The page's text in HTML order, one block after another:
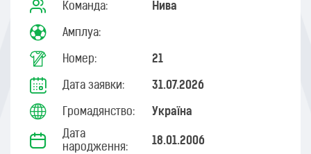
Команда: Нива
Амплуа:
Номер: 21
Дата заявки: 31.07.2026
Громадянство: Україна
Дата
народження:
18.01.2006